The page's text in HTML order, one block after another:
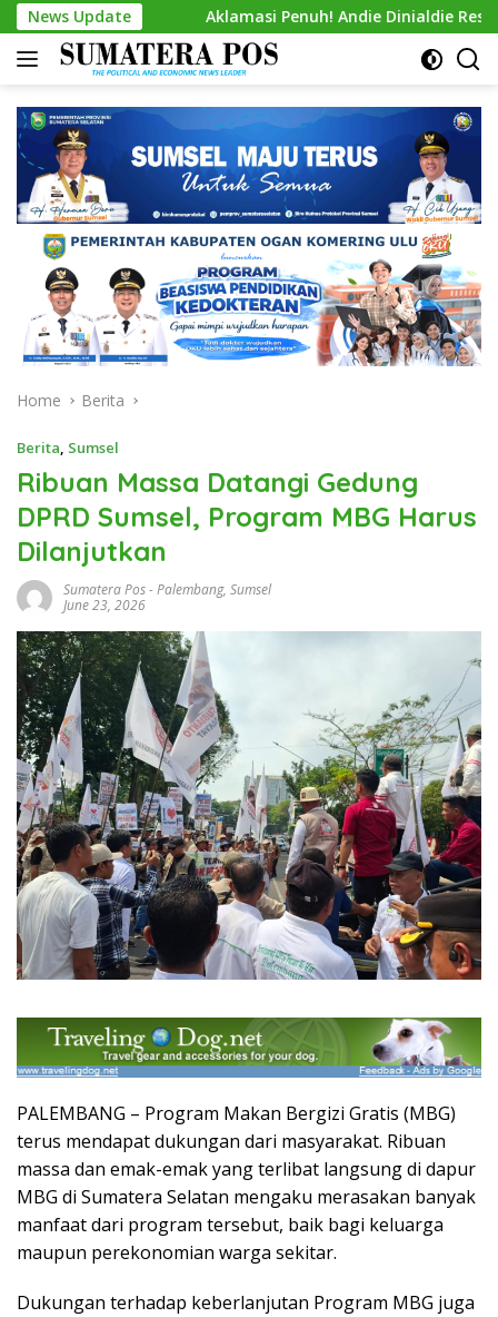
Skip
to
content
News Update
Aklamasi Penuh! Andie Dinialdie Resmi Nahkodai
Home Berita
Berita, Sumsel
Ribuan Massa Datangi Gedung
DPRD Sumsel, Program MBG Harus
Dilanjutkan
Sumatera Pos-Palembang, Sumsel
June 23, 2026
PALEMBANG – Program Makan Bergizi Gratis (MBG)
terus mendapat dukungan dari masyarakat. Ribuan
massa dan emak-emak yang terlibat langsung di dapur
MBG di Sumatera Selatan mengaku merasakan banyak
manfaat dari program tersebut, baik bagi keluarga
maupun perekonomian warga sekitar.
Dukungan terhadap keberlanjutan Program MBG juga